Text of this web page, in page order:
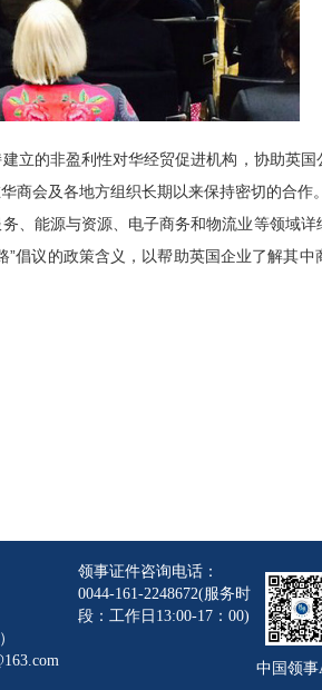
建立的非盈利性对华经贸促进机构，协助英
商会及各地方组织长期以来保持密切的合作。
、能源与资源、电子商务和物流业等领域
倡议的政策含义，以帮助英国企业了解其
领事证件咨询电话：
0044-161-2248672(服务时
段：工作日13:00-17：00)
中国领事